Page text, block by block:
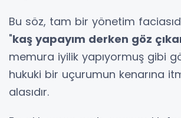
Bu söz, tam bir yönetim
"kaş yapayım derken göz
memura iyilik yapıyormuş gibi
hukuki bir uçurumun kenarına
alasıdır.